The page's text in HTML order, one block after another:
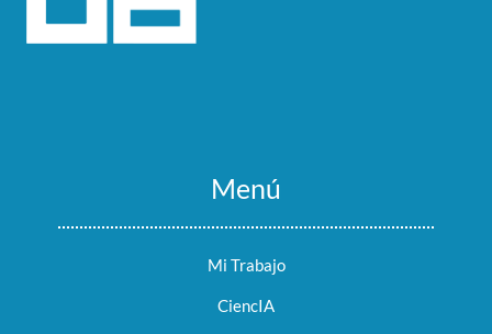
Menú
Mi Trabajo
CiencIA